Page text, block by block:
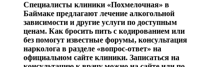
Специалисты клиники «Похмелочная» в
Баймаке предлагают лечение алкогольной
зависимости и другие услуги по доступным
ценам. Как бросить пить с кодированием или
без помогут известные форумы, консультация
нарколога в разделе «вопрос-ответ» на
официальном сайте клиники. Записаться на